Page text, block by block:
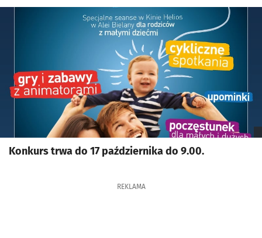
Kliknij, aby powiększyć
Konkurs trwa do 17 października do 9.00.
REKLAMA